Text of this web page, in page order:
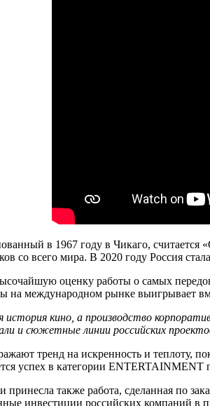
в 1967 году в Чикаго, считается
со всего мира. В 2020 году Россия
оценку работы о самых
на международном рынке выигрывает
кино, а производство
и сюжетные линии российских
тренд на искренность и теплоту,
успех в категории
принесла также работа, сделанная по
инвестиции российских компаний